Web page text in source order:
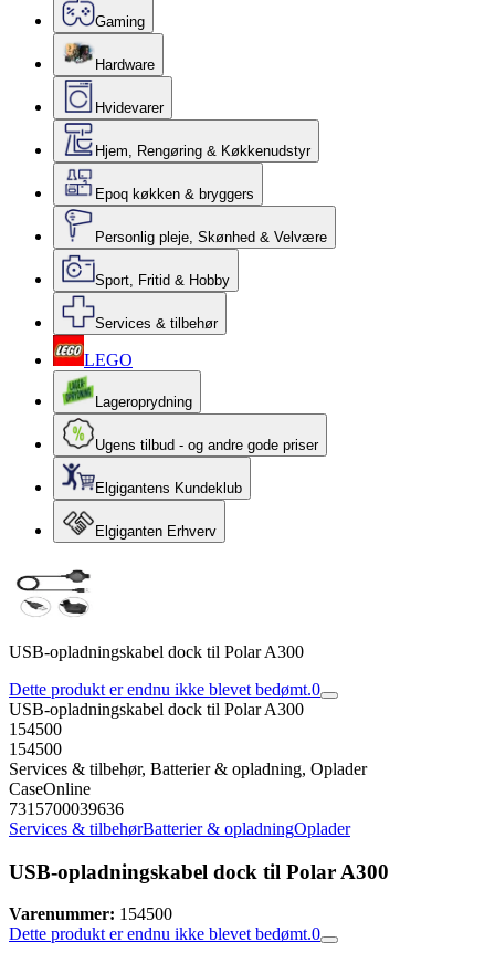
Gaming
Hardware
Hvidevarer
Hjem, Rengøring & Køkkenudstyr
Epoq køkken & bryggers
Personlig pleje, Skønhed & Velvære
Sport, Fritid & Hobby
Services & tilbehør
LEGO
Lageroprydning
Ugens tilbud - og andre gode priser
Elgigantens Kundeklub
Elgiganten Erhverv
USB-opladningskabel dock til Polar A300
Dette produkt er endnu ikke blevet bedømt.0
USB-opladningskabel dock til Polar A300
154500
154500
Services & tilbehør, Batterier & opladning, Oplader
CaseOnline
7315700039636
Services & tilbehørBatterier & opladningOplader
USB-opladningskabel dock til Polar A300
Varenummer: 154500
Dette produkt er endnu ikke blevet bedømt.0